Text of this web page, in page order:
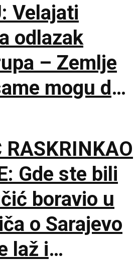
Velajati
odlazak
– Zemlje
mogu da
RASKRINKAO
Gde ste bili
boravio u
o Sarajevo
laž i